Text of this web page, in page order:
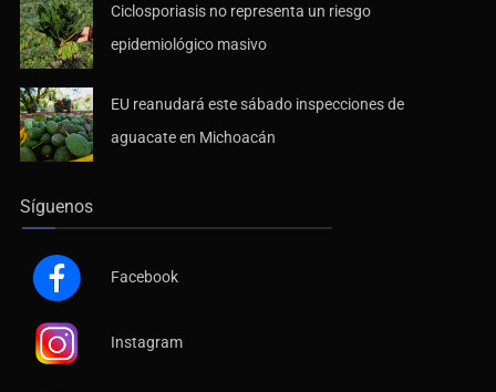
Ciclosporiasis no representa un riesgo
epidemiológico masivo
EU reanudará este sábado inspecciones de
aguacate en Michoacán
Síguenos
Facebook
Instagram